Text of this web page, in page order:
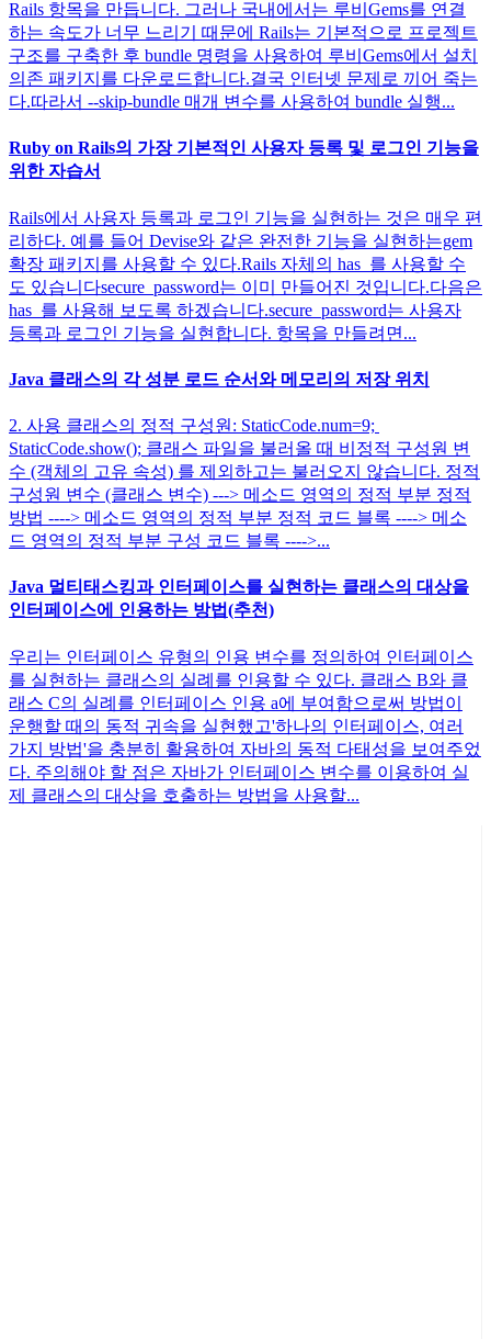
Rails 항목을 만듭니다. 그러나 국내에서는 루비Gems를 연결
하는 속도가 너무 느리기 때문에 Rails는 기본적으로 프로젝트
구조를 구축한 후 bundle 명령을 사용하여 루비Gems에서 설치
의존 패키지를 다운로드합니다.결국 인터넷 문제로 끼어 죽는
다.따라서 --skip-bundle 매개 변수를 사용하여 bundle 실행...
Ruby on Rails의 가장 기본적인 사용자 등록 및 로그인 기능을
위한 자습서
Rails에서 사용자 등록과 로그인 기능을 실현하는 것은 매우 편
리하다. 예를 들어 Devise와 같은 완전한 기능을 실현하는gem
확장 패키지를 사용할 수 있다.Rails 자체의 has_를 사용할 수
도 있습니다secure_password는 이미 만들어진 것입니다.다음은
has_를 사용해 보도록 하겠습니다.secure_password는 사용자
등록과 로그인 기능을 실현합니다. 항목을 만들려면...
Java 클래스의 각 성분 로드 순서와 메모리의 저장 위치
2. 사용 클래스의 정적 구성원: StaticCode.num=9;
StaticCode.show(); 클래스 파일을 불러올 때 비정적 구성원 변
수 (객체의 고유 속성) 를 제외하고는 불러오지 않습니다. 정적
구성원 변수 (클래스 변수) ---> 메소드 영역의 정적 부분 정적
방법 ----> 메소드 영역의 정적 부분 정적 코드 블록 ----> 메소
드 영역의 정적 부분 구성 코드 블록 ---->...
Java 멀티태스킹과 인터페이스를 실현하는 클래스의 대상을
인터페이스에 인용하는 방법(추천)
우리는 인터페이스 유형의 인용 변수를 정의하여 인터페이스
를 실현하는 클래스의 실례를 인용할 수 있다. 클래스 B와 클
래스 C의 실례를 인터페이스 인용 a에 부여함으로써 방법이
운행할 때의 동적 귀속을 실현했고'하나의 인터페이스, 여러
가지 방법'을 충분히 활용하여 자바의 동적 다태성을 보여주었
다. 주의해야 할 점은 자바가 인터페이스 변수를 이용하여 실
제 클래스의 대상을 호출하는 방법을 사용할...